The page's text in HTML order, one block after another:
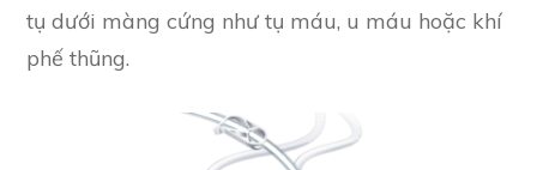
tụ dưới màng cứng như tụ máu, u máu hoặc khí
phế thũng.